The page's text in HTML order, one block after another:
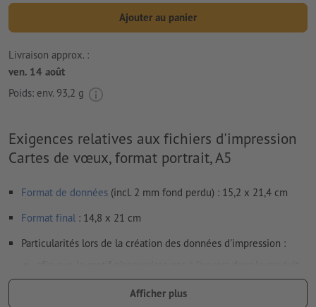
Ajouter au panier
Livraison approx. :
ven. 14 août
Poids: env. 93,2 g
Exigences relatives aux fichiers d'impression
Cartes de vœux, format portrait, A5
Format de données (incl. 2 mm fond perdu) : 15,2 x 21,4 cm
Format final : 14,8 x 21 cm
Particularités lors de la création des données d'impression :
d'impression fini, veuillez tenir compte dusens de lecture
dans les données d’impression
Afficher plus